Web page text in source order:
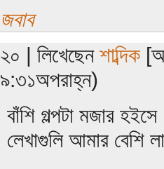
জবাব
২০ | লিখেছেন শাব্দিক
৯:৩১অপরাহ্ন)
বাঁশি গল্পটা মজার
লেখাগুলি আমার বেশি